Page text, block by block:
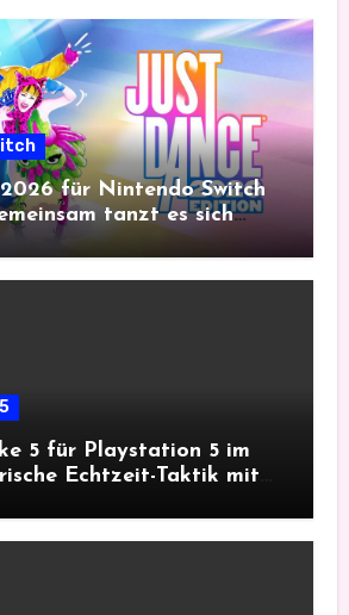
für Nintendo Switch
tanzt es sich
5 für Playstation 5 im
Echtzeit-Taktik mit